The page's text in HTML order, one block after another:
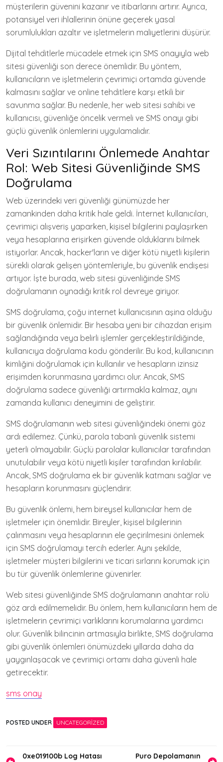
müşterilerin güvenini kazanır ve itibarlarını artırır. Ayrıca,
potansiyel veri ihlallerinin önüne geçerek yasal
sorumlulukları azaltır ve işletmelerin maliyetlerini düşürür.
Dijital tehditlerle mücadele etmek için SMS onayıyla web
sitesi güvenliği son derece önemlidir. Bu yöntem,
kullanıcıların ve işletmelerin çevrimiçi ortamda güvende
kalmasını sağlar ve online tehditlere karşı etkili bir
savunma sağlar. Bu nedenle, her web sitesi sahibi ve
kullanıcısı, güvenliğe öncelik vermeli ve SMS onayı gibi
güçlü güvenlik önlemlerini uygulamalıdır.
Veri Sızıntılarını Önlemede Anahtar
Rol: Web Sitesi Güvenliğinde SMS
Doğrulama
Web üzerindeki veri güvenliği günümüzde her
zamankinden daha kritik hale geldi. İnternet kullanıcıları,
çevrimiçi alışveriş yaparken, kişisel bilgilerini paylaşırken
veya hesaplarına erişirken güvende olduklarını bilmek
istiyorlar. Ancak, hacker'ların ve diğer kötü niyetli kişilerin
sürekli olarak gelişen yöntemleriyle, bu güvenlik endişesi
artıyor. İşte burada, web sitesi güvenliğinde SMS
doğrulamanın oynadığı kritik rol devreye giriyor.
SMS doğrulama, çoğu internet kullanıcısının aşina olduğu
bir güvenlik önlemidir. Bir hesaba yeni bir cihazdan erişim
sağlandığında veya belirli işlemler gerçekleştirildiğinde,
kullanıcıya doğrulama kodu gönderilir. Bu kod, kullanıcının
kimliğini doğrulamak için kullanılır ve hesapların izinsiz
erişimden korunmasına yardımcı olur. Ancak, SMS
doğrulama sadece güvenliği artırmakla kalmaz, aynı
zamanda kullanıcı deneyimini de geliştirir.
SMS doğrulamanın web sitesi güvenliğindeki önemi göz
ardı edilemez. Çünkü, parola tabanlı güvenlik sistemi
yeterli olmayabilir. Güçlü parolalar kullanıcılar tarafından
unutulabilir veya kötü niyetli kişiler tarafından kırılabilir.
Ancak, SMS doğrulama ek bir güvenlik katmanı sağlar ve
hesapların korunmasını güçlendirir.
Bu güvenlik önlemi, hem bireysel kullanıcılar hem de
işletmeler için önemlidir. Bireyler, kişisel bilgilerinin
çalınmasını veya hesaplarının ele geçirilmesini önlemek
için SMS doğrulamayı tercih ederler. Aynı şekilde,
işletmeler müşteri bilgilerini ve ticari sırlarını korumak için
bu tür güvenlik önlemlerine güvenirler.
Web sitesi güvenliğinde SMS doğrulamanın anahtar rolü
göz ardı edilmemelidir. Bu önlem, hem kullanıcıların hem de
işletmelerin çevrimiçi varlıklarını korumalarına yardımcı
olur. Güvenlik bilincinin artmasıyla birlikte, SMS doğrulama
gibi güvenlik önlemleri önümüzdeki yıllarda daha da
yaygınlaşacak ve çevrimiçi ortamı daha güvenli hale
getirecektir.
sms onay
POSTED UNDER UNCATEGORIZED
Yazı0xe019100b Log Hatası Puro Depolamanın